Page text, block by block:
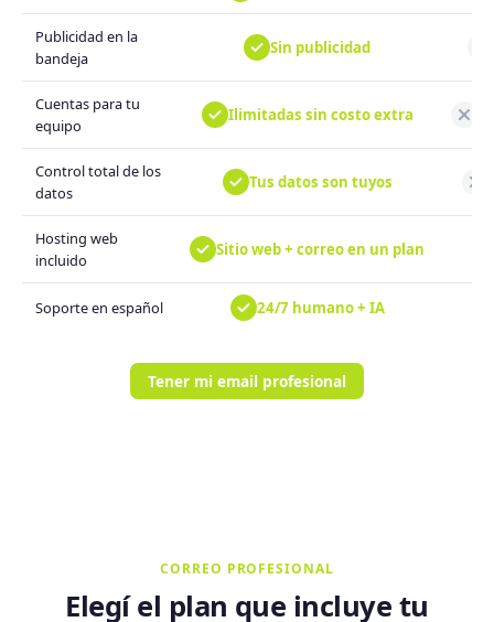
Publicidad en la
bandeja
Sin publicidad
Cuentas para tu
equipo
Ilimitadas sin costo extra
Control total de los
datos
Tus datos son tuyos
Hosting web
incluido
Sitio web + correo en un plan
Soporte en español 24/7 humano + IA
Tener mi email profesional
CORREO PROFESIONAL
Elegí el plan que incluye tu